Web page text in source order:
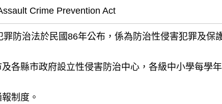
Crime Prevention Act
罪防治法於民國86年公布，係為防治性侵害犯罪及保
及各縣市政府設立性侵害防治中心，各級中小學每學
制度。